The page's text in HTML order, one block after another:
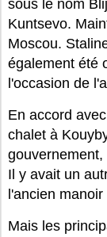
sous le nom
Kuntsevo.
Moscou.
également été
l'occasion de
En accord
chalet à
Il y avait un
l'ancien
Mais les